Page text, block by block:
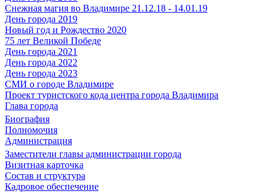
Снежная магия во Владимире 21.12.18 - 14.01.19
День города 2019
Новый год и Рождество 2020
75 лет Великой Победе
День города 2021
День города 2022
День города 2023
СМИ о городе Владимире
Проект туристского кода центра города Владимира
Глава города
Биография
Полномочия
Администрация
Заместители главы администрации города
Визитная карточка
Состав и структура
Кадровое обеспечение